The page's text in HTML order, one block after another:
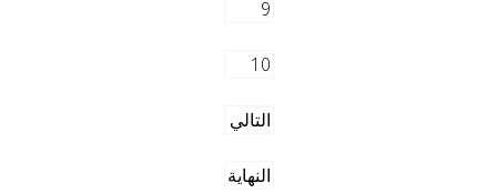
9
10
التالي
النهاية